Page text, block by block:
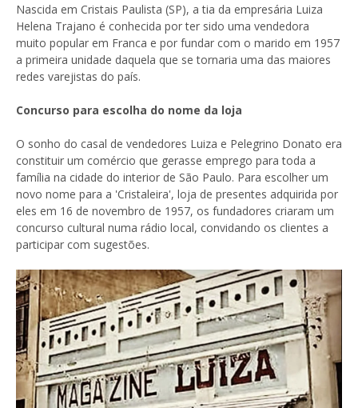
Nascida em Cristais Paulista (SP), a tia da empresária Luiza
Helena Trajano é conhecida por ter sido uma vendedora
muito popular em Franca e por fundar com o marido em 1957
a primeira unidade daquela que se tornaria uma das maiores
redes varejistas do país.
Concurso para escolha do nome da loja
O sonho do casal de vendedores Luiza e Pelegrino Donato era
constituir um comércio que gerasse emprego para toda a
família na cidade do interior de São Paulo. Para escolher um
novo nome para a 'Cristaleira', loja de presentes adquirida por
eles em 16 de novembro de 1957, os fundadores criaram um
concurso cultural numa rádio local, convidando os clientes a
participar com sugestões.